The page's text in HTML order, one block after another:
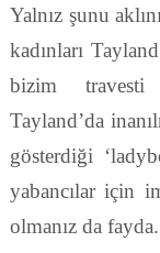
Yalnız şunu
kadınları
bizim travesti
Tayland’da
gösterdiği
yabancılar için
olmanız da